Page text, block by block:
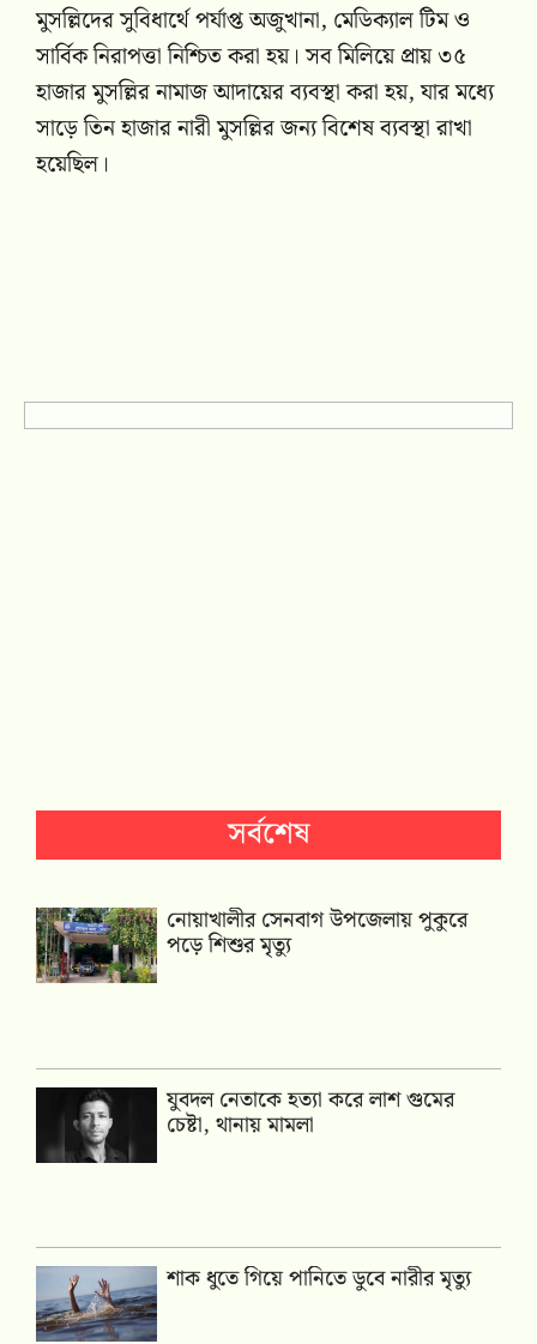
মুসল্লিদের সুবিধার্থে পর্যাপ্ত অজুখানা, মেডিক্যাল টিম ও
সার্বিক নিরাপত্তা নিশ্চিত করা হয়। সব মিলিয়ে প্রায় ৩৫
হাজার মুসল্লির নামাজ আদায়ের ব্যবস্থা করা হয়, যার মধ্যে
সাড়ে তিন হাজার নারী মুসল্লির জন্য বিশেষ ব্যবস্থা রাখা
হয়েছিল।
সর্বশেষ
নোয়াখালীর সেনবাগ উপজেলায় পুকুরে
পড়ে শিশুর মৃত্যু
যুবদল নেতাকে হত্যা করে লাশ গুমের
চেষ্টা, থানায় মামলা
শাক ধুতে গিয়ে পানিতে ডুবে নারীর মৃত্যু